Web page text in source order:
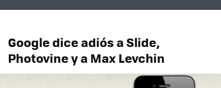
Google dice adiós a Slide,
Photovine y a Max Levchin